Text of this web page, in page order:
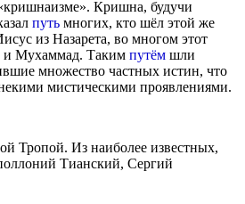
Кришна, будучи
путь многих, кто шёл этой же
из Назарета, во многом этот
и Мухаммад. Таким путём шли
множество частных истин, что
мистическими проявлениями.
Тропой. Из наиболее известных,
Тианский, Сергий